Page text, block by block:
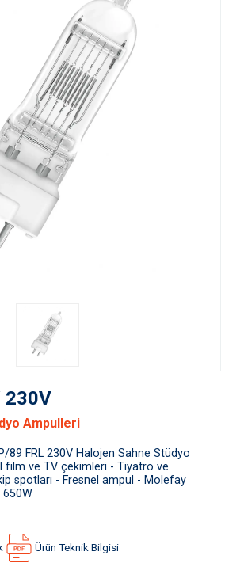
230V
Ampulleri
89 FRL 230V Halojen Sahne Stüdyo
film ve TV çekimleri - Tiyatro ve
spotları - Fresnel ampul - Molefay
650W
Ürün Teknik Bilgisi